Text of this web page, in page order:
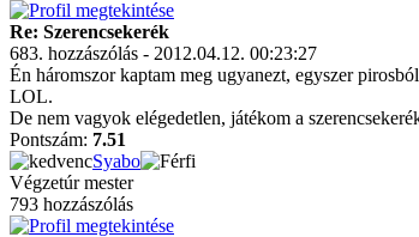
Re: Szerencsekerék
683. hozzászólás - 2012.04.12. 00:23:27
Én háromszor kaptam meg ugyanezt, egyszer
LOL.
De nem vagyok elégedetlen, játékom a
Pontszám: 7.51
Syabo
Végzetúr mester
793 hozzászólás